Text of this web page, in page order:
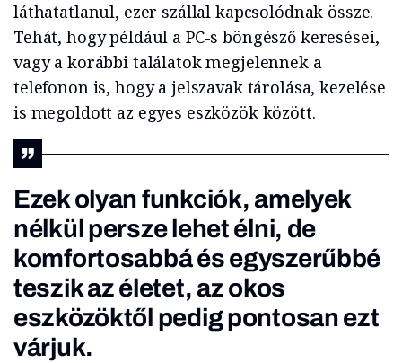
láthatatlanul, ezer szállal kapcsolódnak össze.
Tehát, hogy például a PC-s böngésző keresései,
vagy a korábbi találatok megjelennek a
telefonon is, hogy a jelszavak tárolása, kezelése
is megoldott az egyes eszközök között.
Ezek olyan funkciók, amelyek
nélkül persze lehet élni, de
komfortosabbá és egyszerűbbé
teszik az életet, az okos
eszközöktől pedig pontosan ezt
várjuk.